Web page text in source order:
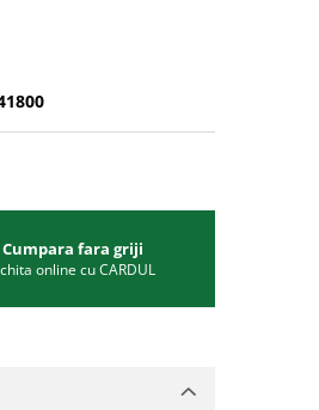
Cumpara fara griji
online cu CARDUL